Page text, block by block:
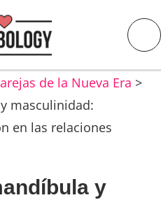
de la Nueva Era >
masculinidad:
en las relaciones
y